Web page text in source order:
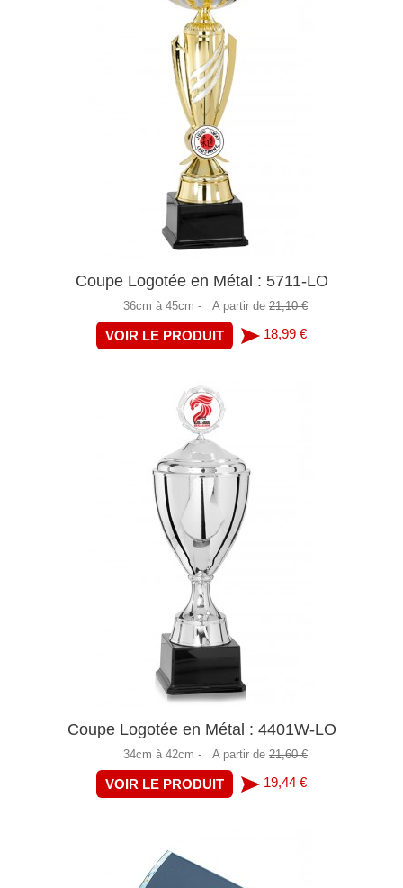
Coupe Logotée en Métal : 5711-LO
36cm à 45cm - A partir de 21,10 €
VOIR LE PRODUIT 18,99 €
Coupe Logotée en Métal : 4401W-LO
34cm à 42cm - A partir de 21,60 €
VOIR LE PRODUIT 19,44 €